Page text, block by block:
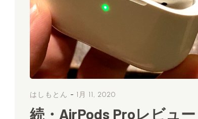
はしもとん - 1月 11, 2020
続・AirPods Proレビュー